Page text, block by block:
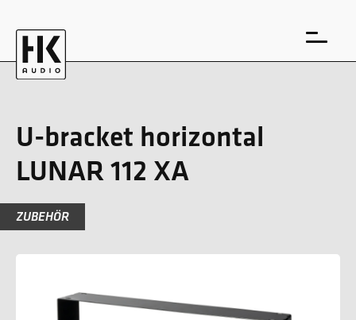
U-bracket horizontal
LUNAR 112 XA
ZUBEHÖR